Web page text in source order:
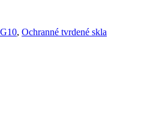
, Ochranné tvrdené skla